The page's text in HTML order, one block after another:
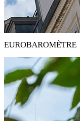
EUROBAROMÈTRE